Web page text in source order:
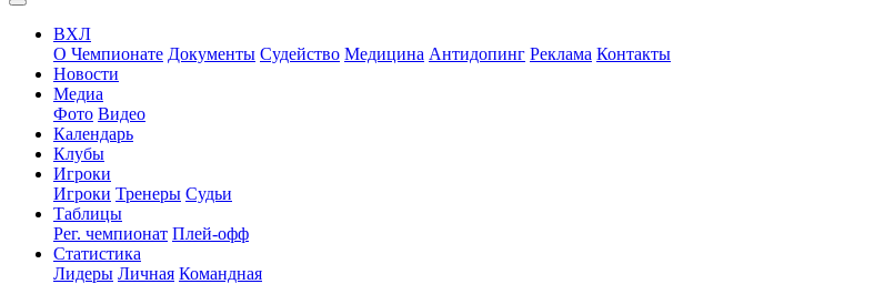
ВХЛ
О Чемпионате Документы Судейство Медицина Антидопинг Реклама Контакты
Новости
Медиа
Фото Видео
Календарь
Клубы
Игроки
Игроки Тренеры Судьи
Таблицы
Рег. чемпионат Плей-офф
Статистика
Лидеры Личная Командная